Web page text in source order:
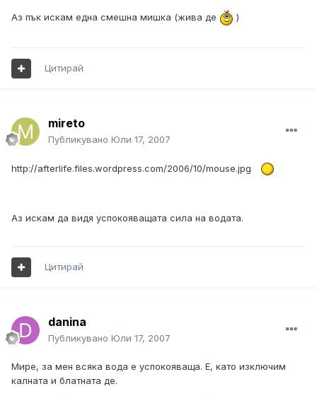
Аз пък искам една смешна мишка (жива де )
Цитирай
mireto
Публикувано Юли 17, 2007
http://afterlife.files.wordpress.com/2006/10/mouse.jpg
Аз искам да видя успокояващата сила на водата.
Цитирай
danina
Публикувано Юли 17, 2007
Мире, за мен всяка вода е успокояваща. Е, като изключим
калната и блатната де.